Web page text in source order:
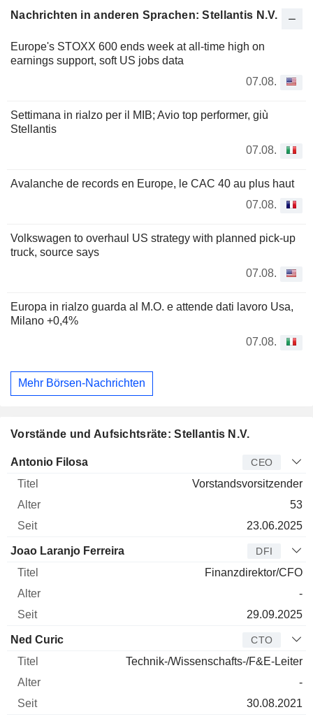
Nachrichten in anderen Sprachen: Stellantis N.V.
Europe's STOXX 600 ends week at all-time high on
earnings support, soft US jobs data
07.08.
Settimana in rialzo per il MIB; Avio top performer, giù
Stellantis
07.08.
Avalanche de records en Europe, le CAC 40 au plus haut
07.08.
Volkswagen to overhaul US strategy with planned pick-up
truck, source says
07.08.
Europa in rialzo guarda al M.O. e attende dati lavoro Usa,
Milano +0,4%
07.08.
Mehr Börsen-Nachrichten
Vorstände und Aufsichtsräte: Stellantis N.V.
Manager Titel
Antonio Filosa CEO
Vorstandsvorsitzender
53
23.06.2025
Joao Laranjo Ferreira DFI
Finanzdirektor/CFO
-
29.09.2025
Ned Curic CTO
Technik-/Wissenschafts-/F&E-Leiter
-
30.08.2021